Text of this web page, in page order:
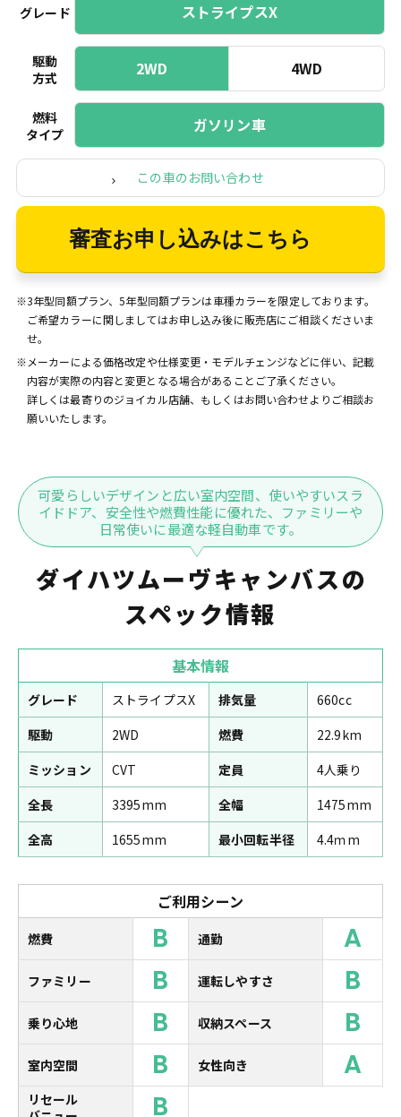
グレード ストライプスX
駆動
方式
2WD 4WD
燃料
タイプ
ガソリン車
この車のお問い合わせ
審査お申し込みはこちら
※3年型同額プラン、5年型同額プランは車種カラーを限定しております。
ご希望カラーに関しましてはお申し込み後に販売店にご相談くださいま
せ。
※メーカーによる価格改定や仕様変更・モデルチェンジなどに伴い、記載
内容が実際の内容と変更となる場合があることご了承ください。
詳しくは最寄りのジョイカル店舗、もしくはお問い合わせよりご相談お
願いいたします。
可愛らしいデザインと広い室内空間、使いやすいスラ
イドドア、安全性や燃費性能に優れた、ファミリーや
日常使いに最適な軽自動車です。
ダイハツムーヴキャンバスの
スペック情報
基本情報
グレード ストライプスX 排気量
660cc
駆動
2WD 燃費
22.9km
ミッション
CVT 定員
4人乗り
全長
3395mm 全幅
1475mm
全高
1655mm 最小回転半径 4.4ｍm
ご利用シーン
燃費 B 通勤 A
ファミリー B 運転しやすさ B
乗り心地 B 収納スペース B
室内空間 B 女性向き A
リセール
B